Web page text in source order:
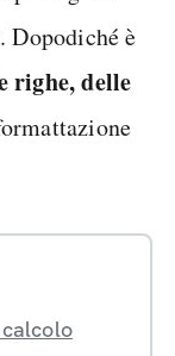
Dopodiché è
righe, delle